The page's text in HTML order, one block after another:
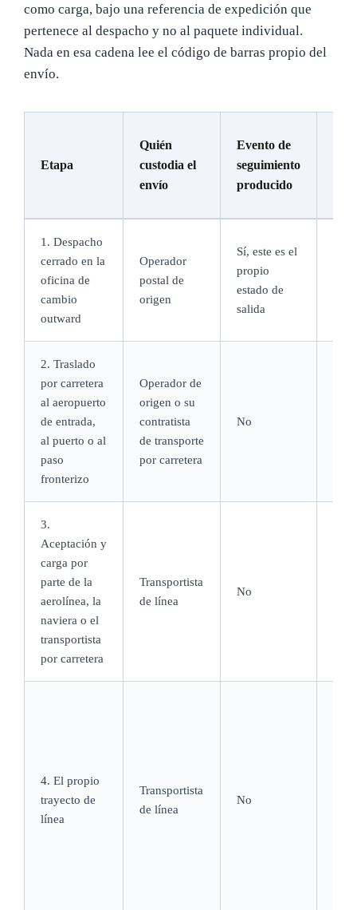
como carga, bajo una referencia de expedición que
pertenece al despacho y no al paquete individual.
Nada en esa cadena lee el código de barras propio del
envío.
Etapa
Quién
custodia el
envío
Evento de
seguimiento
producido
1. Despacho
cerrado en la
oficina de
cambio
outward
Operador
postal de
origen
Sí, este es el
propio
estado de
salida
2. Traslado
por carretera
al aeropuerto
de entrada,
al puerto o al
paso
fronterizo
Operador de
origen o su
contratista
de transporte
por carretera
No
3.
Aceptación y
carga por
parte de la
aerolínea, la
naviera o el
transportista
por carretera
Transportista
de línea
No
4. El propio
trayecto de
línea
Transportista
de línea
No